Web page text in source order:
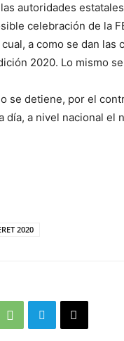
autoridades
celebración de la
a como se dan las
2020. Lo mismo
se detiene, por el
día, a nivel nacional el
2020